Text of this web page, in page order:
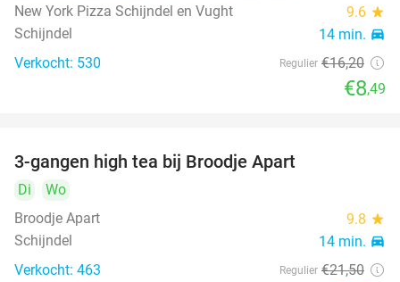
New York Pizza Schijndel en Vught
9.6 star
Schijndel 14 min. directions_car
Verkocht: 530 Regulier €16,20
€8,49
3-gangen high tea bij Broodje Apart
Di
Wo
Broodje Apart
9.8 star
Schijndel 14 min. directions_car
Verkocht: 463 Regulier €21,50